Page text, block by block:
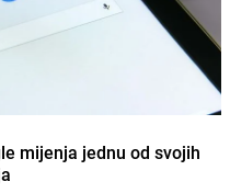
mijenja jednu od svojih